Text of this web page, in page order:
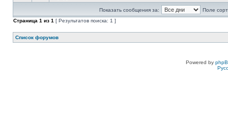
Показать сообщения за:
Поле
Страница 1 из 1 [ Результатов поиска: 1 ]
Список форумов
Powered by